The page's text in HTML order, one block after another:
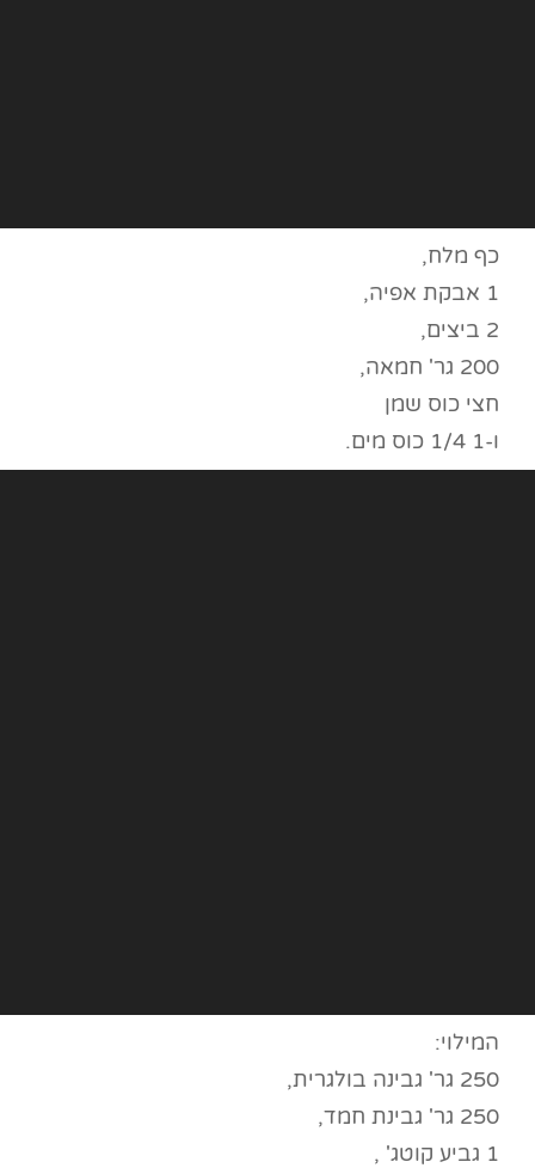
כף מלח,
1 אבקת אפיה,
2 ביצים,
200 גר' חמאה,
חצי כוס שמן
ו-1 1/4 כוס מים.
המילוי:
250 גר' גבינה בולגרית,
250 גר' גבינת חמד,
1 גביע קוטג' ,